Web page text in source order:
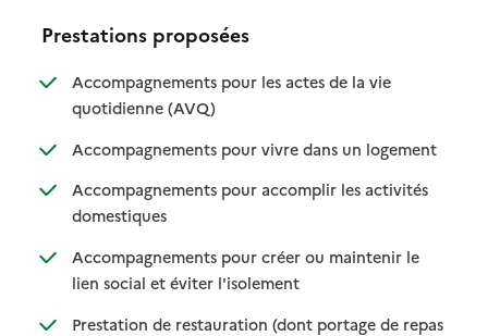
Prestations proposées
Accompagnements pour les actes de la vie
quotidienne (AVQ): disponible
: non disponible
Accompagnements pour vivre dans un logement
:
: non
Accompagnements pour accomplir les activités
domestiques: disponible
: non disponible
Accompagnements pour créer ou maintenir le
lien social et éviter l'isolement: disponible
: non disponible
Prestation de restauration (dont portage de repas